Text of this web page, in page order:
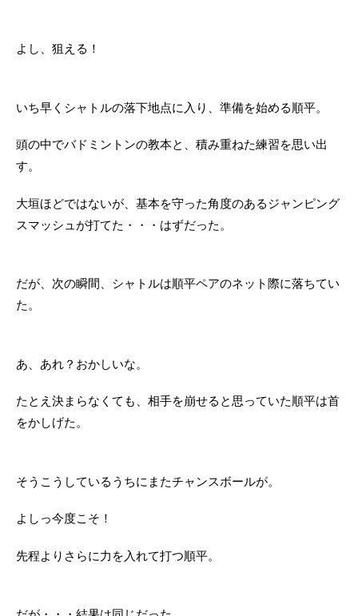
よし、狙える！
いち早くシャトルの落下地点に入り、準備を始める順平。
頭の中でバドミントンの教本と、積み重ねた練習を思い出
す。
大垣ほどではないが、基本を守った角度のあるジャンピング
スマッシュが打てた・・・はずだった。
だが、次の瞬間、シャトルは順平ペアのネット際に落ちてい
た。
あ、あれ？おかしいな。
たとえ決まらなくても、相手を崩せると思っていた順平は首
をかしげた。
そうこうしているうちにまたチャンスボールが。
よしっ今度こそ！
先程よりさらに力を入れて打つ順平。